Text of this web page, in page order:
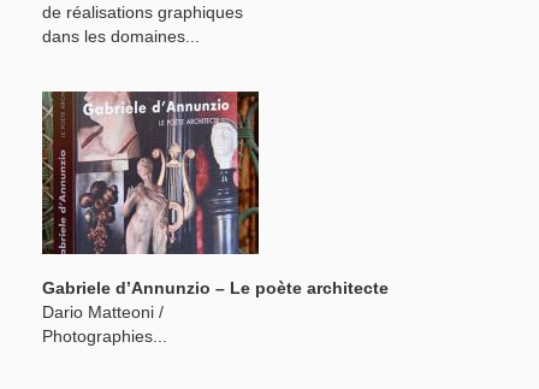
de réalisations graphiques
dans les domaines...
Gabriele d’Annunzio – Le poète architecte
Dario Matteoni /
Photographies...